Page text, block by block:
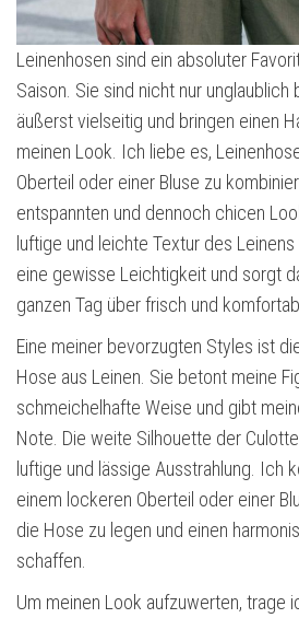
Leinenhosen sind ein absoluter
Saison. Sie sind nicht nur unglaublich
äußerst vielseitig und bringen einen
meinen Look. Ich liebe es,
Oberteil oder einer Bluse zu
entspannten und dennoch chicen
luftige und leichte Textur des
eine gewisse Leichtigkeit und sorgt
ganzen Tag über frisch und
Eine meiner bevorzugten Styles ist
Hose aus Leinen. Sie betont meine
schmeichelhafte Weise und gibt
Note. Die weite Silhouette der
luftige und lässige Ausstrahlung. Ich
einem lockeren Oberteil oder einer
die Hose zu legen und einen
schaffen.
Um meinen Look aufzuwerten, trage